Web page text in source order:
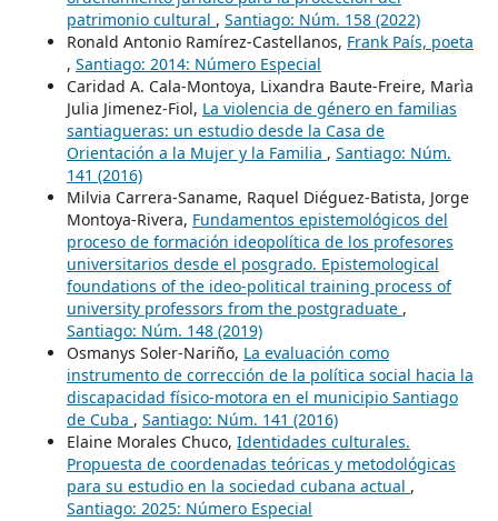
patrimonio cultural , Santiago: Núm. 158 (2022)
Ronald Antonio Ramírez-Castellanos, Frank País, poeta
, Santiago: 2014: Número Especial
Caridad A. Cala-Montoya, Lixandra Baute-Freire, Marìa
Julia Jimenez-Fiol, La violencia de género en familias
santiagueras: un estudio desde la Casa de
Orientación a la Mujer y la Familia , Santiago: Núm.
141 (2016)
Milvia Carrera-Saname, Raquel Diéguez-Batista, Jorge
Montoya-Rivera, Fundamentos epistemológicos del
proceso de formación ideopolítica de los profesores
universitarios desde el posgrado. Epistemological
foundations of the ideo-political training process of
university professors from the postgraduate ,
Santiago: Núm. 148 (2019)
Osmanys Soler-Nariño, La evaluación como
instrumento de corrección de la política social hacia la
discapacidad físico-motora en el municipio Santiago
de Cuba , Santiago: Núm. 141 (2016)
Elaine Morales Chuco, Identidades culturales.
Propuesta de coordenadas teóricas y metodológicas
para su estudio en la sociedad cubana actual ,
Santiago: 2025: Número Especial